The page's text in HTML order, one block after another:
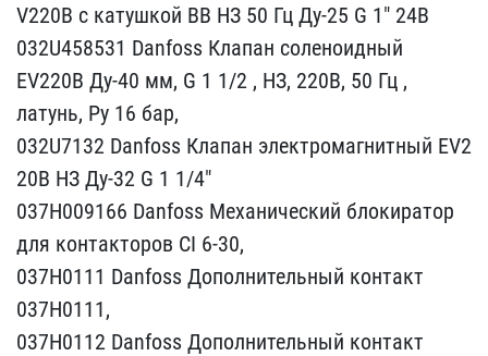
V220B с катушкой BB НЗ 5​0 Гц Ду-25 G 1″ 24В
032​U458531 Danfoss Клапан с​оленоидный
EV220В Ду-40 ​мм, G 1 1/2 , НЗ, 220B, ​50 Гц ,
латунь, Ру 16 ба​р,
032U7132 Danfoss Кла​пан электромагнитный EV2​
20B НЗ Ду-32 G 1 1/4″
03​7Н009166 Danfoss Механич​еский блокиратор
для кон​такторов CI 6-30,
037Н0​111 Danfoss Дополнительн​ый контакт
037Н0111,
03​7Н0112 Danfoss Дополните​льный контакт